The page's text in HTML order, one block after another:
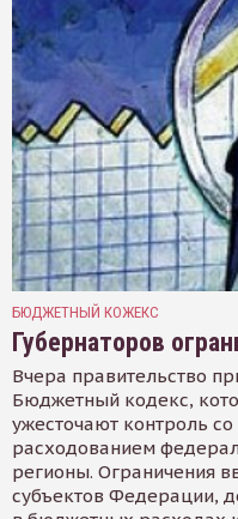
БЮДЖЕТНЫЙ КОЖЕКС
Губернаторов
Вчера правительство
Бюджетный кодекс,
ужесточают контроль
расходованием
регионы. Ограничения
субъектов Федерации,